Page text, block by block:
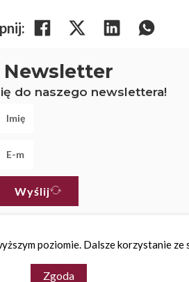
Newsletter
do naszego newslettera!
Wyślij
© 2026 - wsparcie
poziomie. Dalsze korzystanie ze
Zgoda